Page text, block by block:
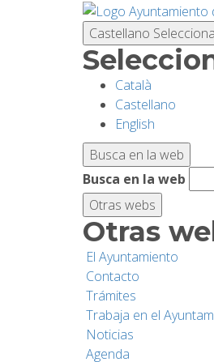
Castellano
Català
Castellano
English
Busca en la web
Busca en la web
Otras webs
Otras
El Ayuntamiento
Contacto
Trámites
Trabaja en el
Noticias
Agenda